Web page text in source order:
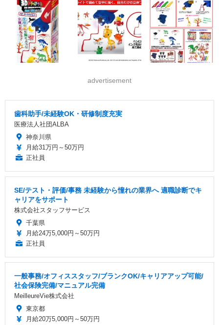
advertisement
歯科助手/未経験OK・研修制度充実
医療法人社団ALBA
神奈川県
月給31万円～50万円
正社員
SE/テスト・評価/事務 未経験から憧れの業界へ 適職診断でキ
ャリアをサポート
株式会社スタッフサービス
千葉県
月給24万5,000円～50万円
正社員
一般事務/オフィススタッフ/ブランクOK/キャリアアップ可能/
社会保険完備/マニュアル完備
MeilleureVie株式会社
東京都
月給20万5,000円～50万円